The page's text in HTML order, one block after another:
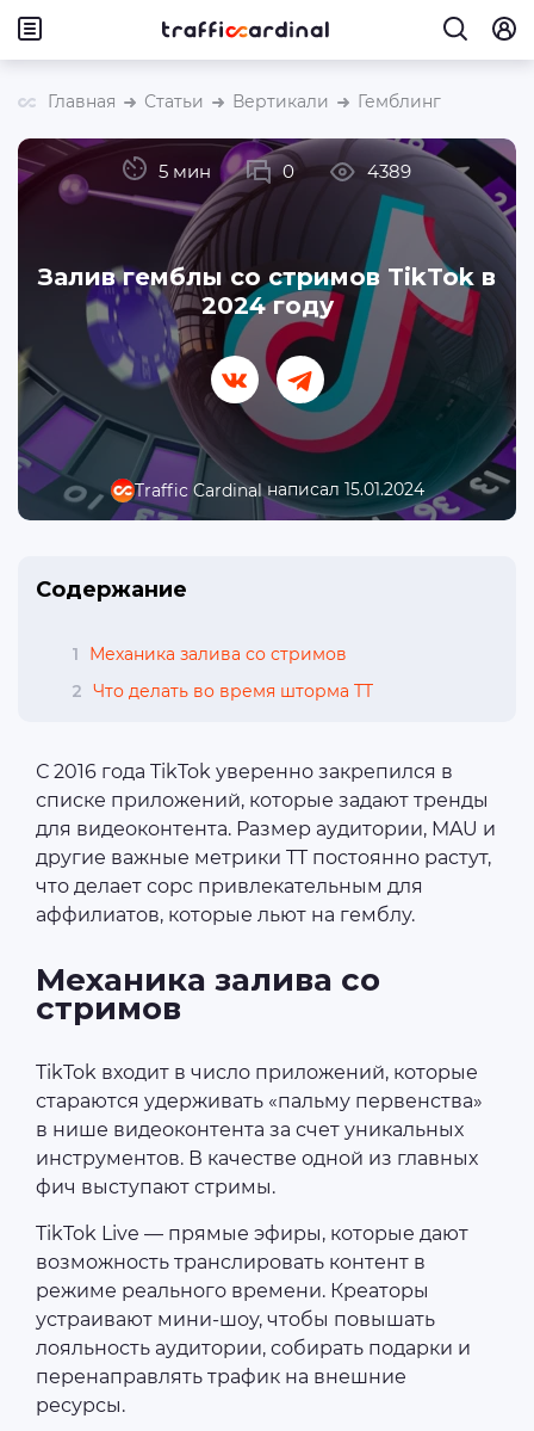
Главная Статьи Вертикали Гемблинг
Traffic Cardinalнаписал 15.01.2024
Залив гемблы со стримов TikTok в
2024 году
5 мин 0 4389
Содержание
1
Механика залива со стримов
2 Что делать во время шторма TT
С 2016 года TikTok уверенно закрепился в
списке приложений, которые задают тренды
для видеоконтента. Размер аудитории, MAU и
другие важные метрики TT постоянно растут,
что делает сорс привлекательным для
аффилиатов, которые льют на гемблу.
Механика залива со
стримов
TikTok входит в число приложений, которые
стараются удерживать «пальму первенства»
в нише видеоконтента за счет уникальных
инструментов. В качестве одной из главных
фич выступают стримы.
TikTok Live — прямые эфиры, которые дают
возможность транслировать контент в
режиме реального времени. Креаторы
устраивают мини-шоу, чтобы повышать
лояльность аудитории, собирать подарки и
перенаправлять трафик на внешние
ресурсы.